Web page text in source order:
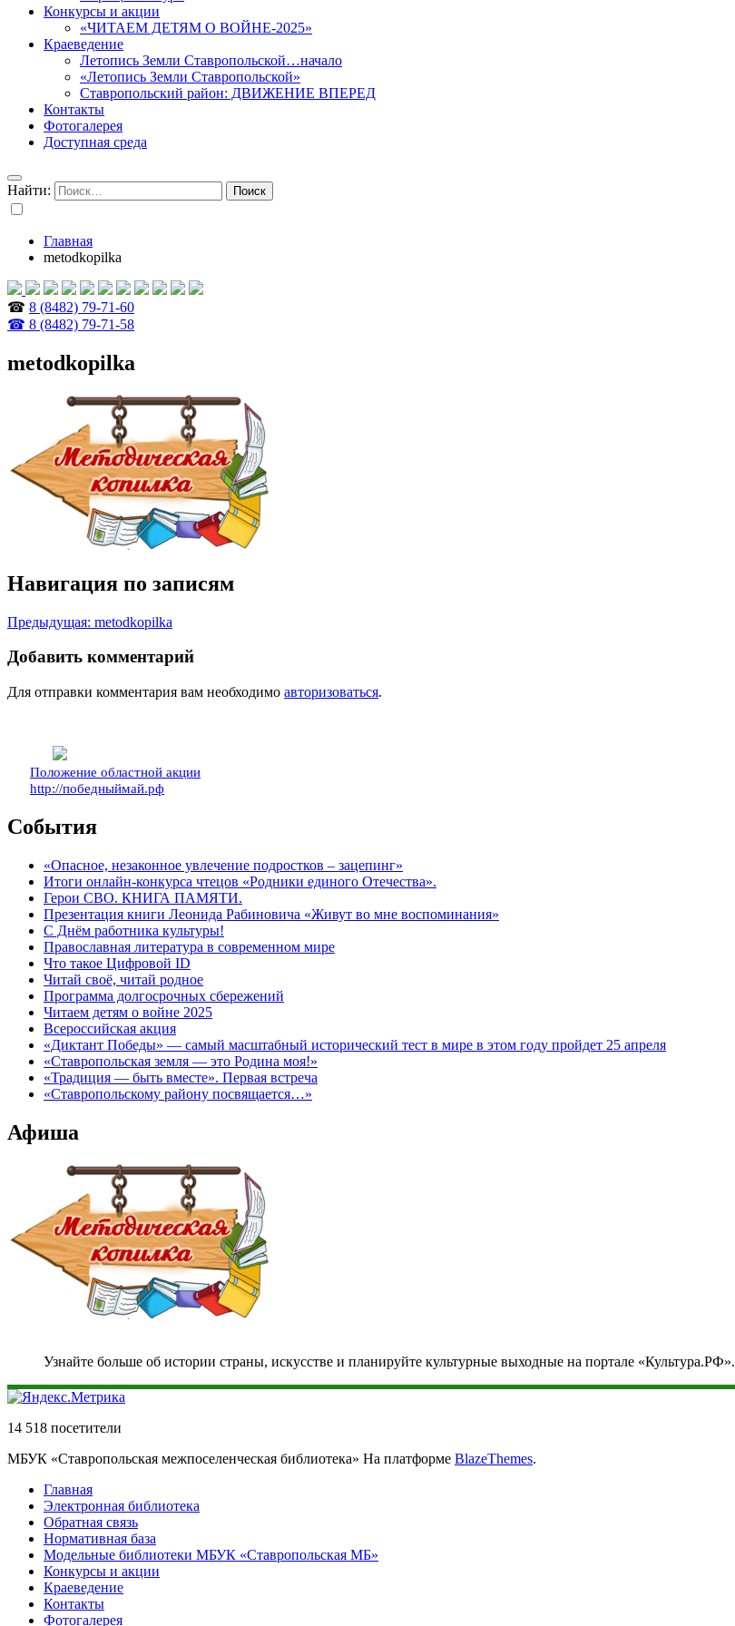
Конкурсы и акции
«ЧИТАЕМ ДЕТЯМ О ВОЙНЕ-2025»
Краеведение
Летопись Земли Ставропольской…начало
«Летопись Земли Ставропольской»
Ставропольский район: ДВИЖЕНИЕ ВПЕРЕД
Контакты
Фотогалерея
Доступная среда
Найти:
Главная
metodkopilka
☎ 8 (8482) 79-71-60
☎ 8 (8482) 79-71-58
metodkopilka
Навигация по записям
Предыдущая: metodkopilka
Добавить комментарий
Для отправки комментария вам необходимо авторизоваться.
Положение областной акции
http://победныймай.рф
События
«Опасное, незаконное увлечение подростков – зацепинг»
Итоги онлайн-конкурса чтецов «Родники единого Отечества».
Герои СВО. КНИГА ПАМЯТИ.
Презентация книги Леонида Рабиновича «Живут во мне воспоминания»
С Днём работника культуры!
Православная литература в современном мире
Что такое Цифровой ID
Читай своё, читай родное
Программа долгосрочных сбережений
Читаем детям о войне 2025
Всероссийская акция
«Диктант Победы» — самый масштабный исторический тест в мире в этом году пройдет 25 апреля
«Ставропольская земля — это Родина моя!»
«Традиция — быть вместе». Первая встреча
«Ставропольскому району посвящается…»
Афиша
Узнайте больше об истории страны, искусстве и планируйте культурные выходные на портале «Культура.РФ».
14 518 посетители
МБУК «Ставропольская межпоселенческая библиотека» На платформе BlazeThemes.
Главная
Электронная библиотека
Обратная связь
Нормативная база
Модельные библиотеки МБУК «Ставропольская МБ»
Конкурсы и акции
Краеведение
Контакты
Фотогалерея